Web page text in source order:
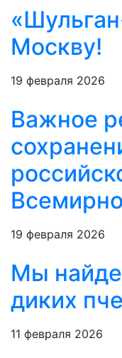
Москву!
19 февраля 2026
Важное
19 февраля 2026
Мы
диких
11 февраля 2026